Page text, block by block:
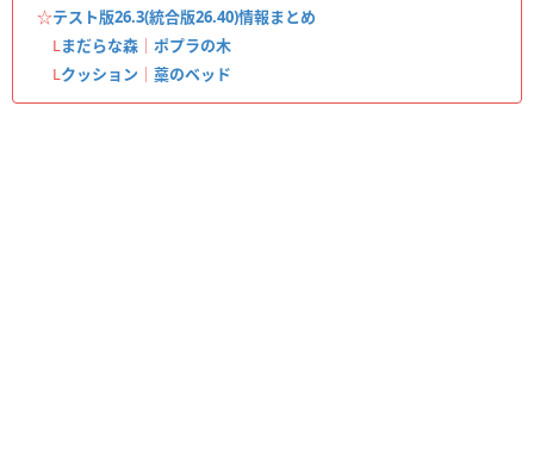
☆テスト版26.3(統合版26.40)情報まとめ
Lまだらな森 ｜ ポプラの木
Lクッション ｜ 藁のベッド